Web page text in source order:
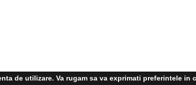
de utilizare. Va rugam sa va exprimati preferintele in